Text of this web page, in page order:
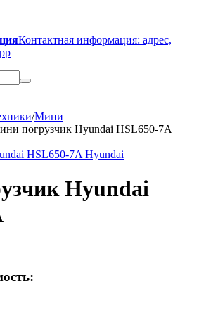
Контактная информация: адрес,
/Мини
погрузчик Hyundai HSL650-7A
Hyundai